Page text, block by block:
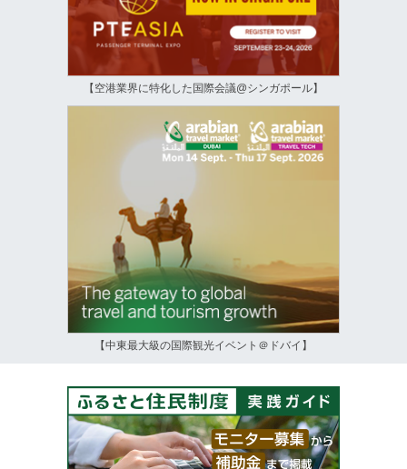
【空港業界に特化した国際会議@シンガポール】
【中東最大級の国際観光イベント＠ドバイ】